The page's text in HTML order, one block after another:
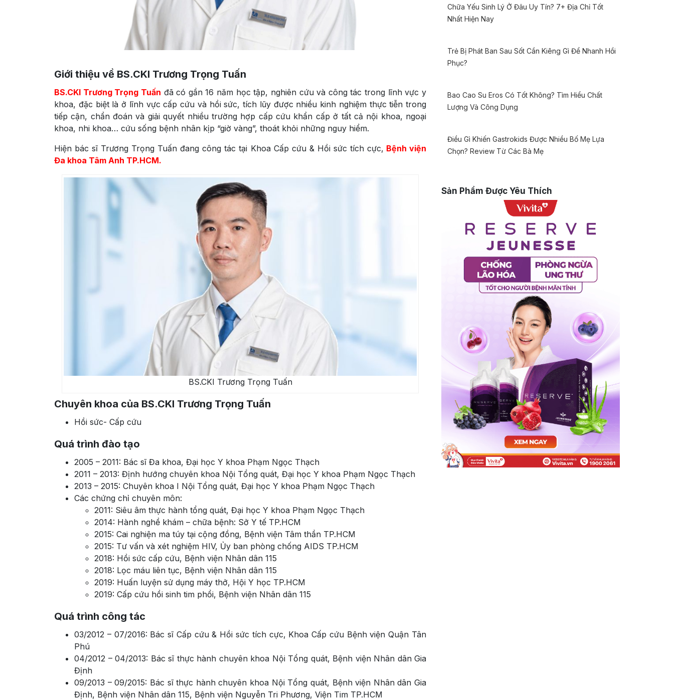
Giới thiệu về BS.CKI Trương Trọng Tuấn
BS.CKI Trương Trọng Tuấn đã có gần 16 năm học tập, nghiên cứu và công tác trong lĩnh vực y
khoa, đặc biệt là ở lĩnh vực cấp cứu và hồi sức, tích lũy được nhiều kinh nghiệm thực tiễn trong
tiếp cận, chẩn đoán và giải quyết nhiều trường hợp cấp cứu khẩn cấp ở tất cả nội khoa, ngoại
khoa, nhi khoa… cứu sống bệnh nhân kịp “giờ vàng”, thoát khỏi những nguy hiểm.
Hiện bác sĩ Trương Trọng Tuấn đang công tác tại Khoa Cấp cứu & Hồi sức tích cực, Bệnh viện
Đa khoa Tâm Anh TP.HCM.
BS.CKI Trương Trọng Tuấn
Chuyên khoa của BS.CKI Trương Trọng Tuấn
Hồi sức- Cấp cứu
Quá trình đào tạo
2005 – 2011: Bác sĩ Đa khoa, Đại học Y khoa Phạm Ngọc Thạch
2011 – 2013: Định hướng chuyên khoa Nội Tổng quát, Đại học Y khoa Phạm Ngọc Thạch
2013 – 2015: Chuyên khoa I Nội Tổng quát, Đại học Y khoa Phạm Ngọc Thạch
Các chứng chỉ chuyên môn:
2011: Siêu âm thực hành tổng quát, Đại học Y khoa Phạm Ngọc Thạch
2014: Hành nghề khám – chữa bệnh: Sở Y tế TP.HCM
2015: Cai nghiện ma túy tại cộng đồng, Bệnh viện Tâm thần TP.HCM
2015: Tư vấn và xét nghiệm HIV, Ủy ban phòng chống AIDS TP.HCM
2018: Hồi sức cấp cứu, Bệnh viện Nhân dân 115
2018: Lọc máu liên tục, Bệnh viện Nhân dân 115
2019: Huấn luyện sử dụng máy thở, Hội Y học TP.HCM
2019: Cấp cứu hồi sinh tim phổi, Bệnh viện Nhân dân 115
Quá trình công tác
03/2012 – 07/2016: Bác sĩ Cấp cứu & Hồi sức tích cực, Khoa Cấp cứu Bệnh viện Quận Tân
Phú
04/2012 – 04/2013: Bác sĩ thực hành chuyên khoa Nội Tổng quát, Bệnh viện Nhân dân Gia
Định
09/2013 – 09/2015: Bác sĩ thực hành chuyên khoa Nội Tổng quát, Bệnh viện Nhân dân Gia
Định, Bệnh viện Nhân dân 115, Bệnh viện Nguyễn Tri Phương, Viện Tim TP.HCM
Chữa Yếu Sinh Lý Ở Đâu Uy Tín? 7+ Địa Chỉ Tốt
Nhất Hiện Nay
Trẻ Bị Phát Ban Sau Sốt Cần Kiêng Gì Để Nhanh Hồi
Phục?
Bao Cao Su Eros Có Tốt Không? Tìm Hiểu Chất
Lượng Và Công Dụng
Điều Gì Khiến Gastrokids Được Nhiều Bố Mẹ Lựa
Chọn? Review Từ Các Bà Mẹ
Sản Phẩm Được Yêu Thích